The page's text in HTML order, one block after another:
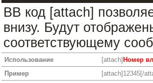
BB код [attach]
внизу. Будут
соответствующему
Использование [attach] Номер
Пример
[attach]12345[/